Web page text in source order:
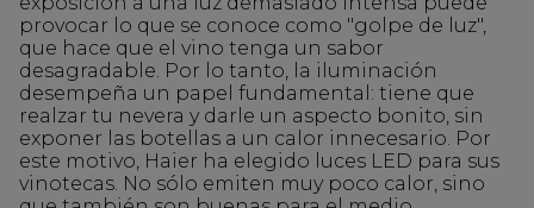
provocar lo que se conoce como "golpe de luz",
que hace que el vino tenga un sabor
desagradable. Por lo tanto, la iluminación
desempeña un papel fundamental: tiene que
realzar tu nevera y darle un aspecto bonito, sin
exponer las botellas a un calor innecesario. Por
este motivo, Haier ha elegido luces LED para sus
vinotecas. No sólo emiten muy poco calor, sino